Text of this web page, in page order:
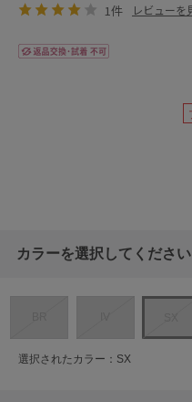
1件 レビューを
カラーを選択してください
選択されたカラー：SX